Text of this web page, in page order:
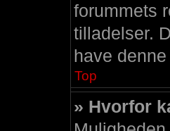
forummets
tilladelser.
have
Top
» Hvorfor